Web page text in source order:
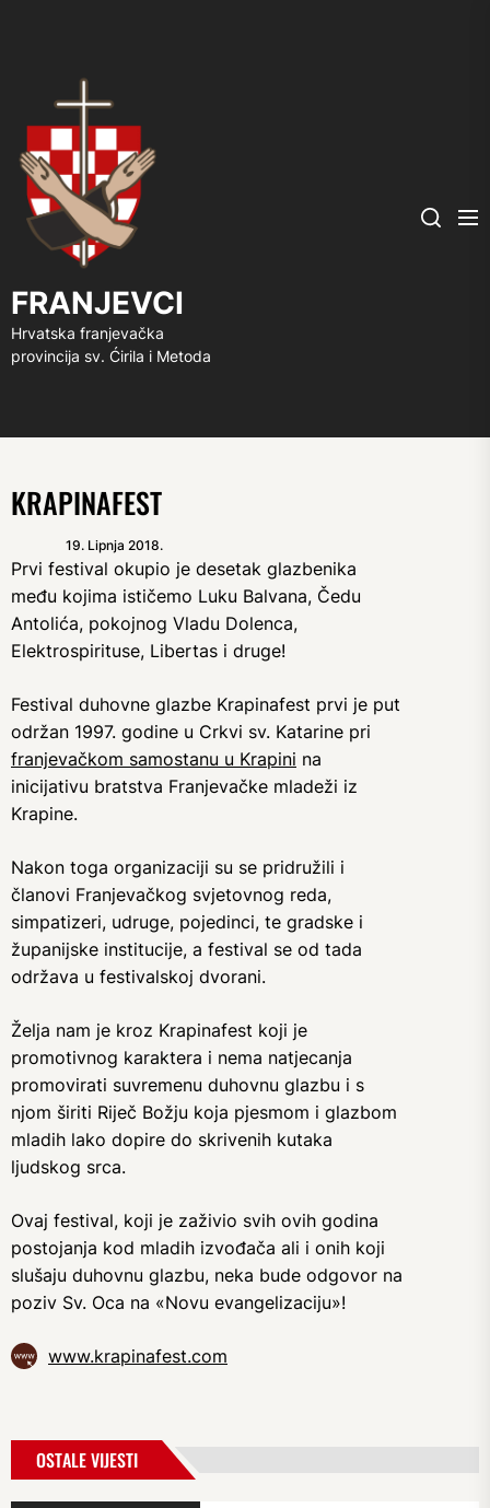
FRANJEVCI
Hrvatska franjevačka
provincija sv. Ćirila i Metoda
Search
KRAPINAFEST
19. Lipnja 2018.
Prvi festival okupio je desetak glazbenika
među kojima ističemo Luku Balvana, Čedu
Antolića, pokojnog Vladu Dolenca,
Elektrospirituse, Libertas i druge!
Festival duhovne glazbe Krapinafest prvi je put
održan 1997. godine u Crkvi sv. Katarine pri
franjevačkom samostanu u Krapini na
inicijativu bratstva Franjevačke mladeži iz
Krapine.
Nakon toga organizaciji su se pridružili i
članovi Franjevačkog svjetovnog reda,
simpatizeri, udruge, pojedinci, te gradske i
županijske institucije, a festival se od tada
održava u festivalskoj dvorani.
Želja nam je kroz Krapinafest koji je
promotivnog karaktera i nema natjecanja
promovirati suvremenu duhovnu glazbu i s
njom širiti Riječ Božju koja pjesmom i glazbom
mladih lako dopire do skrivenih kutaka
ljudskog srca.
Ovaj festival, koji je zaživio svih ovih godina
postojanja kod mladih izvođača ali i onih koji
slušaju duhovnu glazbu, neka bude odgovor na
poziv Sv. Oca na «Novu evangelizaciju»!
www.krapinafest.com
OSTALE VIJESTI